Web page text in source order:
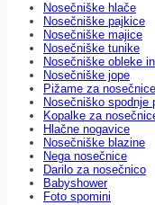
Nosečniške hlače
Nosečniške pajkice
Nosečniške majice
Nosečniške tunike
Nosečniške obleke
Nosečniške jope
Pižame za
Nosečniško spodnje
Kopalke za
Hlačne nogavice
Nosečniške blazine
Nega nosečnice
Darilo za nosečnico
Babyshower
Foto spomini